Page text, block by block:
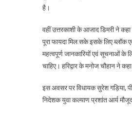
है।
वहीं उत्तरकाशी के आजाद डिमरी ने
पूरा फायदा मिल सके इसके लिए ब्लॉक
महत्वपूर्ण जानकारियों एवं सूचनाओं के
चाहिए। हरिद्वार के मनोज चौहान ने
इस अवसर पर विधायक सुरेश गड़िया,
निदेशक युवा कल्याण प्रशांत आर्य